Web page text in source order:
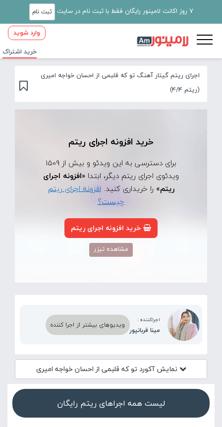
7 روز اکانت لامینور رایگان فقط با ثبت نام در سایت ثبت نام
وارد شوید
خرید اشتراک
اجرای ریتم گیتار آهنگ تو که قلبمی از احسان خواجه امیری
(ریتم 4/4)
خرید افزونه اجرای ریتم
برای دسترسی به این ویدئو و بیش از 1509
ویدئوی اجرای ریتم دیگر، ابتدا «افزونه اجرای
ریتم» را خریداری کنید.افزونه اجرای ریتم
چیست؟
خرید افزونه اجرای ریتم
مشاهده تیزر
اجراکننده :
مینا قربانپور
ویدیوهای بیشتر از اجرا کننده
نمایش آکورد تو که قلبمی از احسان خواجه امیری
لیست همه اجراهای ریتم رایگان